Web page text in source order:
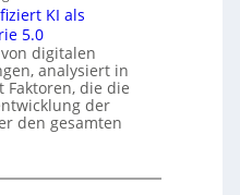
KI als
5.0
digitalen
analysiert in
die die
der
den gesamten